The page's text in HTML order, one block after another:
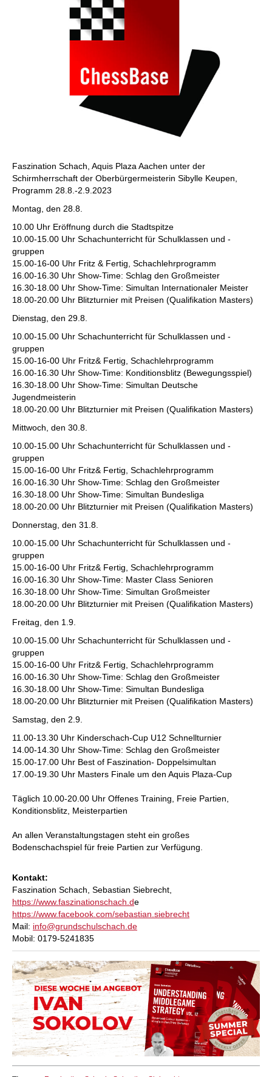
Faszination Schach, Aquis Plaza Aachen unter der
Schirmherrschaft der Oberbürgermeisterin Sibylle Keupen,
Programm 28.8.-2.9.2023
Montag, den 28.8.
10.00 Uhr Eröffnung durch die Stadtspitze
10.00-15.00 Uhr Schachunterricht für Schulklassen und -
gruppen
15.00-16-00 Uhr Fritz & Fertig, Schachlehrprogramm
16.00-16.30 Uhr Show-Time: Schlag den Großmeister
16.30-18.00 Uhr Show-Time: Simultan Internationaler Meister
18.00-20.00 Uhr Blitzturnier mit Preisen (Qualifikation Masters)
Dienstag, den 29.8.
10.00-15.00 Uhr Schachunterricht für Schulklassen und -
gruppen
15.00-16-00 Uhr Fritz& Fertig, Schachlehrprogramm
16.00-16.30 Uhr Show-Time: Konditionsblitz (Bewegungsspiel)
16.30-18.00 Uhr Show-Time: Simultan Deutsche
Jugendmeisterin
18.00-20.00 Uhr Blitzturnier mit Preisen (Qualifikation Masters)
Mittwoch, den 30.8.
10.00-15.00 Uhr Schachunterricht für Schulklassen und -
gruppen
15.00-16-00 Uhr Fritz& Fertig, Schachlehrprogramm
16.00-16.30 Uhr Show-Time: Schlag den Großmeister
16.30-18.00 Uhr Show-Time: Simultan Bundesliga
18.00-20.00 Uhr Blitzturnier mit Preisen (Qualifikation Masters)
Donnerstag, den 31.8.
10.00-15.00 Uhr Schachunterricht für Schulklassen und -
gruppen
15.00-16-00 Uhr Fritz& Fertig, Schachlehrprogramm
16.00-16.30 Uhr Show-Time: Master Class Senioren
16.30-18.00 Uhr Show-Time: Simultan Großmeister
18.00-20.00 Uhr Blitzturnier mit Preisen (Qualifikation Masters)
Freitag, den 1.9.
10.00-15.00 Uhr Schachunterricht für Schulklassen und -
gruppen
15.00-16-00 Uhr Fritz& Fertig, Schachlehrprogramm
16.00-16.30 Uhr Show-Time: Schlag den Großmeister
16.30-18.00 Uhr Show-Time: Simultan Bundesliga
18.00-20.00 Uhr Blitzturnier mit Preisen (Qualifikation Masters)
Samstag, den 2.9.
11.00-13.30 Uhr Kinderschach-Cup U12 Schnellturnier
14.00-14.30 Uhr Show-Time: Schlag den Großmeister
15.00-17.00 Uhr Best of Faszination- Doppelsimultan
17.00-19.30 Uhr Masters Finale um den Aquis Plaza-Cup
Täglich 10.00-20.00 Uhr Offenes Training, Freie Partien,
Konditionsblitz, Meisterpartien
An allen Veranstaltungstagen steht ein großes
Bodenschachspiel für freie Partien zur Verfügung.
Kontakt:
Faszination Schach, Sebastian Siebrecht,
https://www.faszinationschach.de
https://www.facebook.com/sebastian.siebrecht
Mail: info@grundschulschach.de
Mobil: 0179-5241835